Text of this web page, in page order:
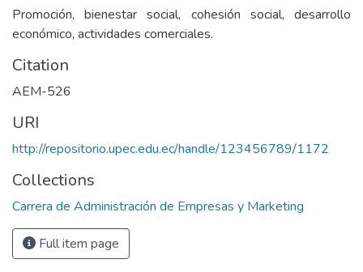
Promoción, bienestar social, cohesión social, desarrollo
económico, actividades comerciales.
Citation
AEM-526
URI
http://repositorio.upec.edu.ec/handle/123456789/1172
Collections
Carrera de Administración de Empresas y Marketing
Full item page